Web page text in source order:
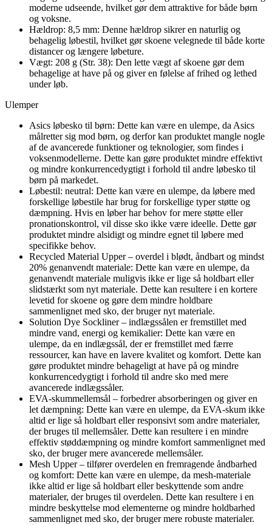
moderne udseende, hvilket gør dem attraktive for både børn
og voksne.
Hældrop: 8,5 mm: Denne hældrop sikrer en naturlig og
behagelig løbestil, hvilket gør skoene velegnede til både korte
distancer og længere løbeture.
Vægt: 208 g (Str. 38): Den lette vægt af skoene gør dem
behagelige at have på og giver en følelse af frihed og lethed
under løb.
Ulemper
Asics løbesko til børn: Dette kan være en ulempe, da Asics
målretter sig mod børn, og derfor kan produktet mangle nogle
af de avancerede funktioner og teknologier, som findes i
voksenmodellerne. Dette kan gøre produktet mindre effektivt
og mindre konkurrencedygtigt i forhold til andre løbesko til
børn på markedet.
Løbestil: neutral: Dette kan være en ulempe, da løbere med
forskellige løbestile har brug for forskellige typer støtte og
dæmpning. Hvis en løber har behov for mere støtte eller
pronationskontrol, vil disse sko ikke være ideelle. Dette gør
produktet mindre alsidigt og mindre egnet til løbere med
specifikke behov.
Recycled Material Upper – overdel i blødt, åndbart og mindst
20% genanvendt materiale: Dette kan være en ulempe, da
genanvendt materiale muligvis ikke er lige så holdbart eller
slidstærkt som nyt materiale. Dette kan resultere i en kortere
levetid for skoene og gøre dem mindre holdbare
sammenlignet med sko, der bruger nyt materiale.
Solution Dye Sockliner – indlægssålen er fremstillet med
mindre vand, energi og kemikalier: Dette kan være en
ulempe, da en indlægssål, der er fremstillet med færre
ressourcer, kan have en lavere kvalitet og komfort. Dette kan
gøre produktet mindre behageligt at have på og mindre
konkurrencedygtigt i forhold til andre sko med mere
avancerede indlægssåler.
EVA-skummellemsål – forbedrer absorberingen og giver en
let dæmpning: Dette kan være en ulempe, da EVA-skum ikke
altid er lige så holdbart eller responsivt som andre materialer,
der bruges til mellemsåler. Dette kan resultere i en mindre
effektiv støddæmpning og mindre komfort sammenlignet med
sko, der bruger mere avancerede mellemsåler.
Mesh Upper – tilfører overdelen en fremragende åndbarhed
og komfort: Dette kan være en ulempe, da mesh-materiale
ikke altid er lige så holdbart eller beskyttende som andre
materialer, der bruges til overdelen. Dette kan resultere i en
mindre beskyttelse mod elementerne og mindre holdbarhed
sammenlignet med sko, der bruger mere robuste materialer.